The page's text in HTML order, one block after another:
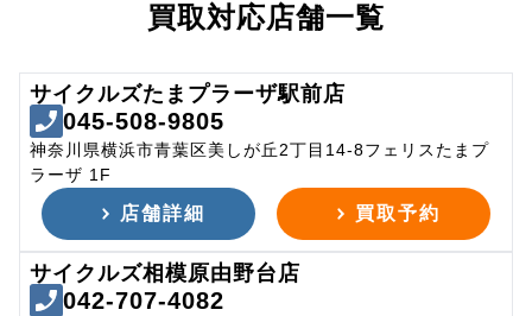
買取対応店舗一覧
サイクルズたまプラーザ駅前店
045-508-9805
神奈川県横浜市青葉区美しが丘2丁目14-8フェリスたまプ
ラーザ 1F
店舗詳細 買取予約
サイクルズ相模原由野台店
042-707-4082